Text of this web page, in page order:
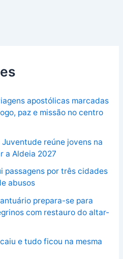
apostólicas marcadas
paz e missão no centro
reúne jovens na
a Aldeia 2027
passagens por três cidades
abusos
prepara-se para
com restauro do altar-
e tudo ficou na mesma